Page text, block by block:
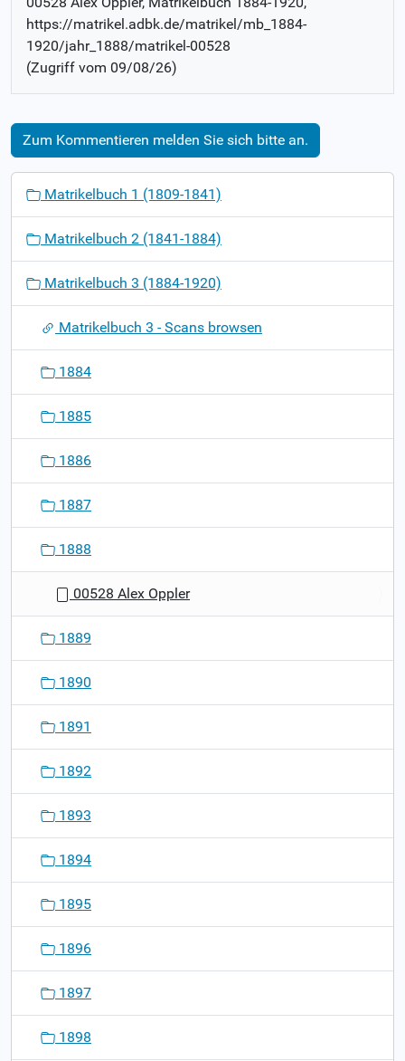
https://matrikel.adbk.de/matrikel/mb_1884-
1920/jahr_1888/matrikel-00528
(Zugriff vom 09/08/26)
Zum Kommentieren melden Sie sich bitte an.
o
Matrikelbuch 1 (1809-1841)
Matrikelbuch 2 (1841-1884)
Matrikelbuch 3 (1884-1920)
Matrikelbuch 3 - Scans browsen
1884
1885
1886
1887
1888
00528 Alex Oppler
1889
1890
1891
1892
1893
1894
1895
1896
1897
1898